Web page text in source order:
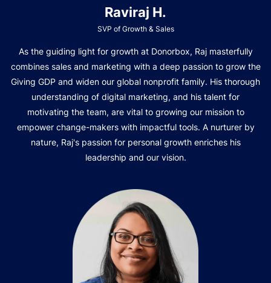
Raviraj H.
SVP of Growth & Sales
As the guiding light for growth at Donorbox, Raj masterfully
combines sales and marketing with a deep passion to grow the
Giving GDP and widen our global nonprofit family. His thorough
understanding of digital marketing, and his talent for
motivating the team, are vital to growing our mission to
empower change-makers with impactful tools. A nurturer by
nature, Raj's passion for personal growth enriches his
leadership and our vision.